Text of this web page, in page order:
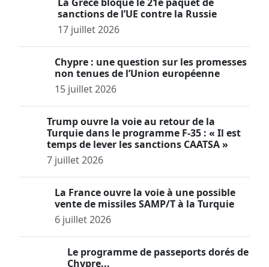
sanctions de l’UE contre la Russie
17 juillet 2026
Chypre : une question sur les promesses
non tenues de l’Union européenne
15 juillet 2026
Trump ouvre la voie au retour de la
Turquie dans le programme F-35 : « Il est
temps de lever les sanctions CAATSA »
7 juillet 2026
La France ouvre la voie à une possible
vente de missiles SAMP/T à la Turquie
6 juillet 2026
Le programme de passeports dorés de
Chypre...